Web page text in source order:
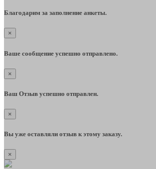
Благодарим за заполнение анкеты.
×
Ваше сообщение успешно отправлено.
×
Ваш Отзыв успешно отправлен.
×
Вы уже оставляли отзыв к этому заказу.
×